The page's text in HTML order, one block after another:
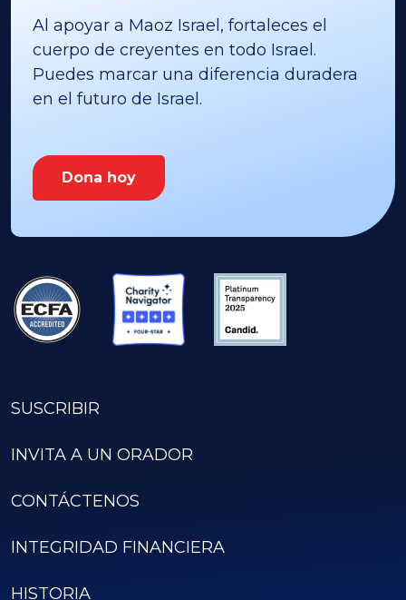
Al apoyar a Maoz Israel, fortaleces el
cuerpo de creyentes en todo Israel.
Puedes marcar una diferencia duradera
en el futuro de Israel.
Dona hoy
SUSCRIBIR
INVITA A UN ORADOR
CONTÁCTENOS
INTEGRIDAD FINANCIERA
HISTORIA